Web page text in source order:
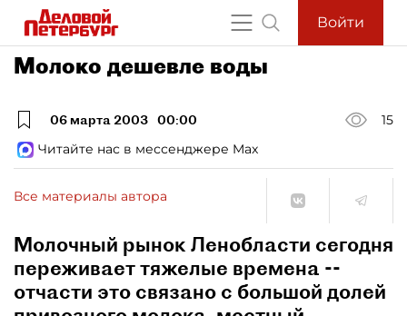
Войти
Молоко дешевле воды
06 марта 2003 00:00
15
Читайте нас в мессенджере Max
Все материалы автора
Молочный рынок Ленобласти сегодня
переживает тяжелые времена --
отчасти это связано с большой долей